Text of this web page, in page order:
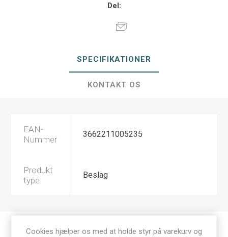
Del:
SPECIFIKATIONER
KONTAKT OS
EAN-
Nummer
3662211005235
Produkt
type
Beslag
Cookies hjælper os med at holde styr på varekurv og